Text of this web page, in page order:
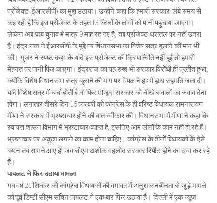
प्रोजेक्ट (ईआरसीपी) का मुद्दा उठाया। उन्होंने कहा कि हमारी सरकार लंबे समय से
कह रही है कि इस प्रोजेक्ट के तहत 13 जिलों के लोगों को पानी पहुंचाया जाएगा।
लेकिन अब जब चुनाव में मात्र 9 माह रह गए है, तब प्रोजेक्ट धरातल पर नहीं उतरा
है। इंद्र राज ने ईआरसीपी के मुद्दे पर विधानसभा का विशेष सत्र बुलाने की मांग भी
की। गुर्जर ने स्पष्ट कहा कि यदि इस प्रोजेक्ट की क्रियान्विति नहीं हुई तो हमारी
मेहनत पर पानी फिर जाएगा। इंद्रराज का यह रुख भी सरकार विरोधी ही प्रतीत हुआ,
क्योंकि विशेष विधानसभा सत्र बुलाने की मांग पर विपक्ष ने हाथों हाथ सहमति जता दी।
यदि विशेष सत्र में चर्चा होती है तो फिर मौजूदा सरकार को तीखे सवालों का जवाब देना
होगा। लगातार तीसरे दिन 15 फरवरी को कांग्रेस के ही वरिष्ठ विधायक रामनारायण
मीणा ने सरकार में भ्रष्टाचार होने की बात स्वीकार की। विधानसभा में मीणा ने कहा कि
स्वायत्त शासन विभाग में भ्रष्टाचार व्याप्त है, इसलिए आम लोगों के काम नहीं हो रहे हैं।
भ्रष्टाचार पर अंकुश लगाने का काम होना चाहिए। कांग्रेस के तीनों विधायकों के ऐसे
बयान तब सामने आए हैं, जब सीएम अशोक गहलोत सरकार रिपीट होने का दावा कर रहे
हैं।
पायलट ने फिर उठाया मामला:
गत वर्ष 25 सितंबर को कांग्रेस विधायकों की बगावत में अनुशासनहीनता से जुड़े मामले
को पूर्व डिप्टी सीएम सचिन पायलट ने एक बार फिर उठाया है। दिल्ली में एक न्यूज